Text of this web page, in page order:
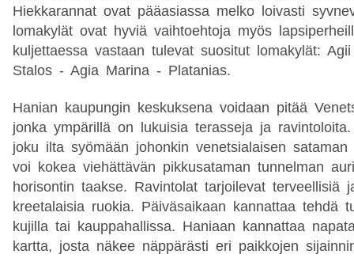
Hiekkarannat ovat pääasiassa melko loivasti
lomakylät ovat hyviä vaihtoehtoja myös
kuljettaessa vastaan tulevat suositut lomakylät:
Stalos - Agia Marina - Platanias.
Hanian kaupungin keskuksena voidaan pitää
jonka ympärillä on lukuisia terasseja ja
joku ilta syömään johonkin venetsialaisen sataman
voi kokea viehättävän pikkusataman tunnelman
horisontin taakse. Ravintolat tarjoilevat terveellisiä
kreetalaisia ruokia. Päiväsaikaan kannattaa tehdä
kujilla tai kauppahallissa. Haniaan kannattaa
kartta, josta näkee näppärästi eri paikkojen